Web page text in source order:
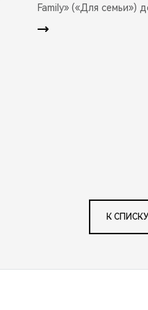
Family» («Для семьи»)
К